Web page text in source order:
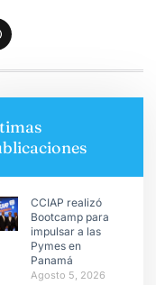
CCIAP realizó
Bootcamp para
impulsar a las
Pymes en
Panamá
Agosto 5, 2026